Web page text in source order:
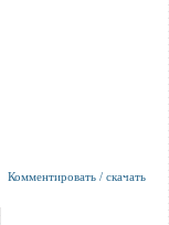
Комментировать / скачать